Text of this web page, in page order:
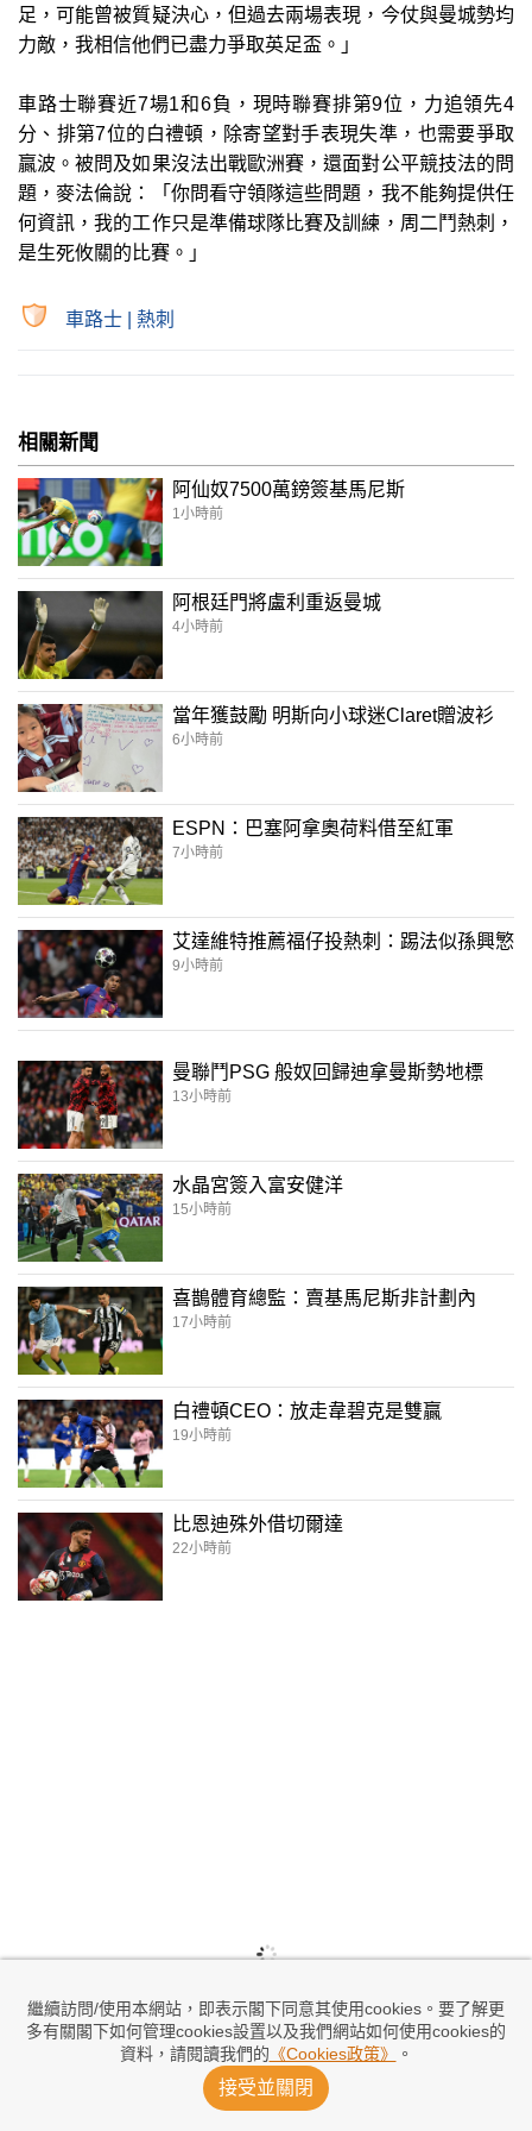
繼續訪問/使用本網站，即表示閣下同意其使用cookies。要了解更
多有關閣下如何管理cookies設置以及我們網站如何使用cookies的
資料，請閱讀我們的 《Cookies政策》 。
接受並關閉
足，可能曾被質疑決心，但過去兩場表現，今仗與曼城勢均
力敵，我相信他們已盡力爭取英足盃。」
車路士聯賽近7場1和6負，現時聯賽排第9位，力追領先4
分、排第7位的白禮頓，除寄望對手表現失準，也需要爭取
贏波。被問及如果沒法出戰歐洲賽，還面對公平競技法的問
題，麥法倫說：「你問看守領隊這些問題，我不能夠提供任
何資訊，我的工作只是準備球隊比賽及訓練，周二鬥熱刺，
是生死攸關的比賽。」
車路士 熱刺
相關新聞
阿仙奴7500萬鎊簽基馬尼斯
1小時前
阿根廷門將盧利重返曼城
4小時前
當年獲鼓勵 明斯向小球迷Claret贈波衫
6小時前
ESPN：巴塞阿拿奧荷料借至紅軍
7小時前
艾達維特推薦福仔投熱刺：踢法似孫興慜
9小時前
曼聯鬥PSG 般奴回歸迪拿曼斯勢地標
13小時前
水晶宮簽入富安健洋
15小時前
喜鵲體育總監：賣基馬尼斯非計劃內
17小時前
白禮頓CEO：放走韋碧克是雙贏
19小時前
比恩迪殊外借切爾達
22小時前